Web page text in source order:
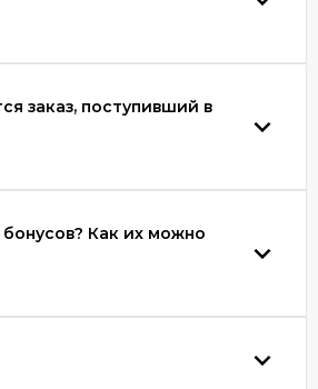
заказ, поступивший в
Как их можно